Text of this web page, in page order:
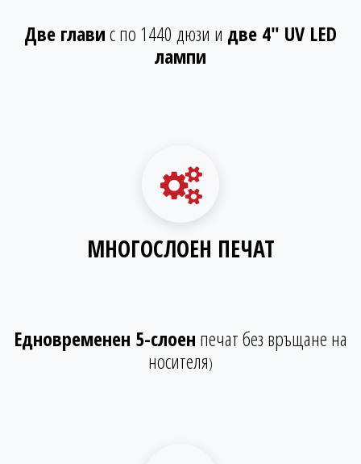
Две главис по 1440 дюзи и две 4" UV LED
лампи
МНОГОСЛОЕН ПЕЧАТ
Едновременен 5-слоен печат без връщане на
носителя​)